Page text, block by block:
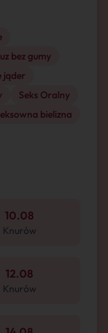
bez gumy
jąder
Seks Oralny
bielizna
10.08
Knurów
12.08
Knurów